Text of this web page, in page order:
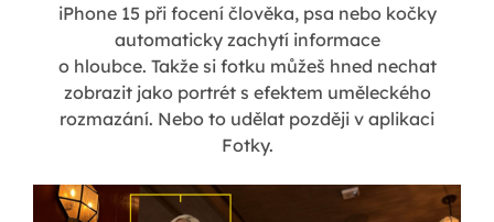
iPhone 15 při focení člověka, psa nebo kočky
automaticky zachytí informace
o hloubce. Takže si fotku můžeš hned nechat
zobrazit jako portrét s efektem uměleckého
rozmazání. Nebo to udělat později v aplikaci
Fotky.